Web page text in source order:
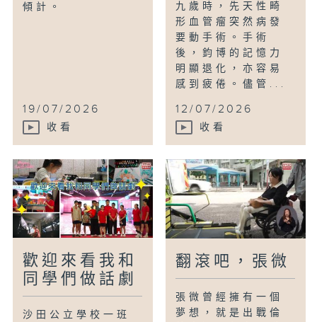
傾計。
19/07/2026
收看
九歲時，先天性畸
形血管瘤突然病發
要動手術。手術
後，鈞博的記憶力
明顯退化，亦容易
感到疲倦。儘管...
12/07/2026
收看
歡迎來看我和
同學們做話劇
沙田公立學校一班
翻滾吧，張微
張微曾經擁有一個
夢想，就是出戰倫